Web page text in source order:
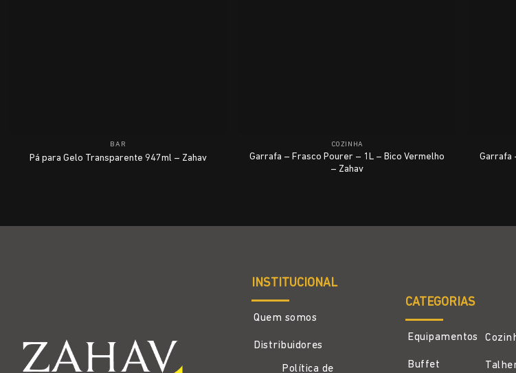
BAR
Pá para Gelo Transparente 947ml – Zahav
COZINHA
Garrafa – Frasco Pourer – 1L – Bico Vermelho
– Zahav
Garrafa
INSTITUCIONAL
Quem somos
Distribuidores
Política de
CATEGORIAS
Equipamentos
Buffet